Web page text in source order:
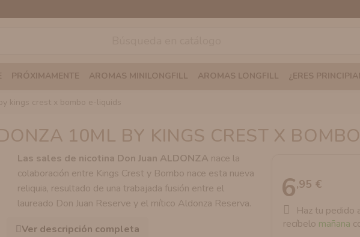
PRÓXIMAMENTE AROMAS MINILONGFILL AROMAS LONGFILL ¿ERES
kings crest x bombo e-liquids
10ML BY KINGS CREST X
Las sales de nicotina Don Juan ALDONZA nace la
colaboración entre Kings Crest y Bombo nace esta nueva
reliquia, resultado de una trabajada fusión entre el
laureado Don Juan Reserve y el mítico Aldonza Reserva.
Ver descripción completa
6,95 €
Haz tu pedido
recíbelo mañana